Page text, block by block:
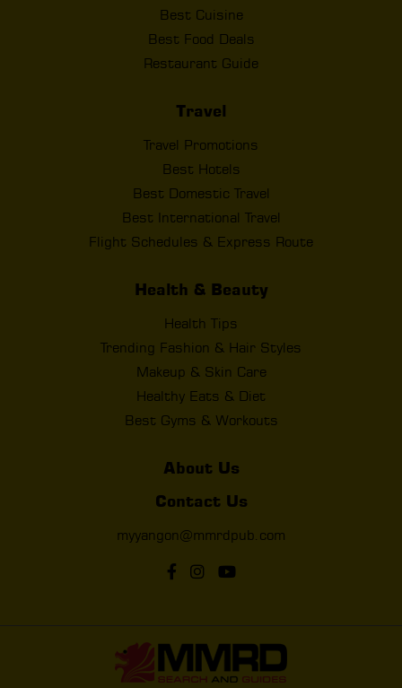
Best Cuisine
Best Food Deals
Restaurant Guide
Travel
Travel Promotions
Best Hotels
Best Domestic Travel
Best International Travel
Flight Schedules & Express Route
Health & Beauty
Health Tips
Trending Fashion & Hair Styles
Makeup & Skin Care
Healthy Eats & Diet
Best Gyms & Workouts
About Us
Contact Us
myyangon@mmrdpub.com